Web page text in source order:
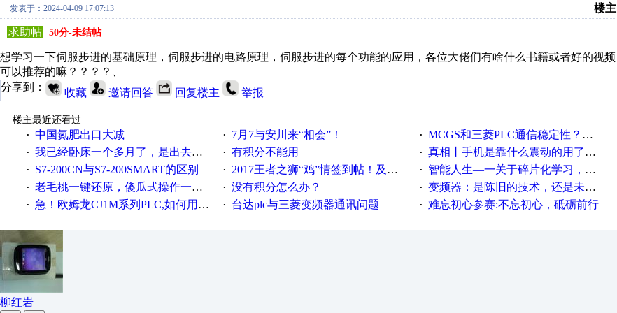
发表于：2024-04-09 17:07:13
楼主
求助帖
50分-未结帖
想学习一下伺服步进的基础原理，伺服步进的电路原理，伺服步进的每个功能的应用，各位大佬们有啥什么书籍或者好的视频
可以推荐的嘛？？？？、
分享到：
收藏 邀请回答 回复楼主 举报
楼主最近还看过
· 中国氮肥出口大减 · 7月7与安川来“相会”！ · MCGS和三菱PLC通信稳定性？？？
· 我已经卧床一个多月了，是出去安装机械手在高速遭遇车祸所致:大家工作都要特别注意啊 · 有积分不能用 · 真相丨手机是靠什么震动的用了这么多年才知道！
· S7-200CN与S7-200SMART的区别 · 2017王者之狮“鸡”情签到帖！及时更新在线研讨会预告 · 智能人生—一关于碎片化学习，看这一篇就够了！
· 老毛桃一键还原，傻瓜式操作一键轻松备份还原；程序为向导式安装，一键即可实现自动备份或还原系统。 · 没有积分怎么办？ · 变频器：是陈旧的技术，还是未来的幕后英雄？
· 急！欧姆龙CJ1M系列PLC,如何用时间控制变频器。要求时间在组态王中可以自由输入！拜托各位大神了！ · 台达plc与三菱变频器通讯问题 · 难忘初心参赛:不忘初心，砥砺前行
柳红岩